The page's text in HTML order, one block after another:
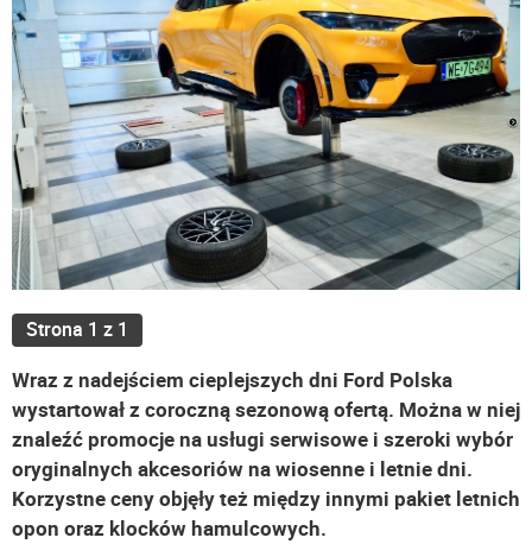
Strona 1 z 1
Wraz z nadejściem cieplejszych dni Ford Polska
wystartował z coroczną sezonową ofertą. Można w niej
znaleźć promocje na usługi serwisowe i szeroki wybór
oryginalnych akcesoriów na wiosenne i letnie dni.
Korzystne ceny objęły też między innymi pakiet letnich
opon oraz klocków hamulcowych.